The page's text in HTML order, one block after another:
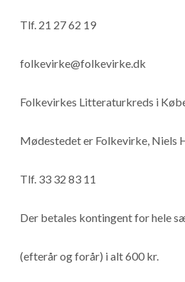
Tlf. 21 27 62 19
folkevirke@folkevirke.dk
Folkevirkes Litteraturkreds i
Mødestedet er Folkevirke, Niels
Tlf. 33 32 83 11
Der betales kontingent for hele
(efterår og forår) i alt 600 kr.